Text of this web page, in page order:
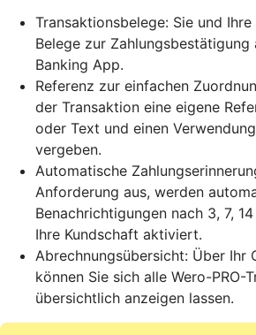
Transaktionsbelege: Sie und
Belege zur Zahlungsbestätigung
Banking App.
Referenz zur einfachen
der Transaktion eine eigene
oder Text und einen
vergeben.
Automatische
Anforderung aus, werden
Benachrichtigungen nach 3, 7,
Ihre Kundschaft aktiviert.
Abrechnungsübersicht: Über Ihr
können Sie sich alle Wero-PRO-
übersichtlich anzeigen lassen.